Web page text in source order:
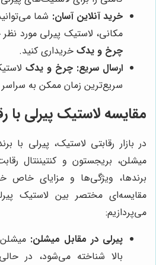
خرید آنلاین آسان: شما
مکانی، لاستیک پیرلی مورد نظر
چرخ و یدک خریداری کنید.
ارسال سریع: چرخ و یدک
سریع‌ترین زمان ممکن به سراسر
مقایسه لاستیک پیرلی با
در بازار رقابتی لاستیک، پیرلی با
میشلن، بریجستون و کنتیننتال
برندها، ویژگی‌ها و مزایای خاص
مقایسه‌ای مختصر بین لاستیک
می‌پردازیم:
پیرلی در مقابل میشلن:
بالا شناخته می‌شود، در